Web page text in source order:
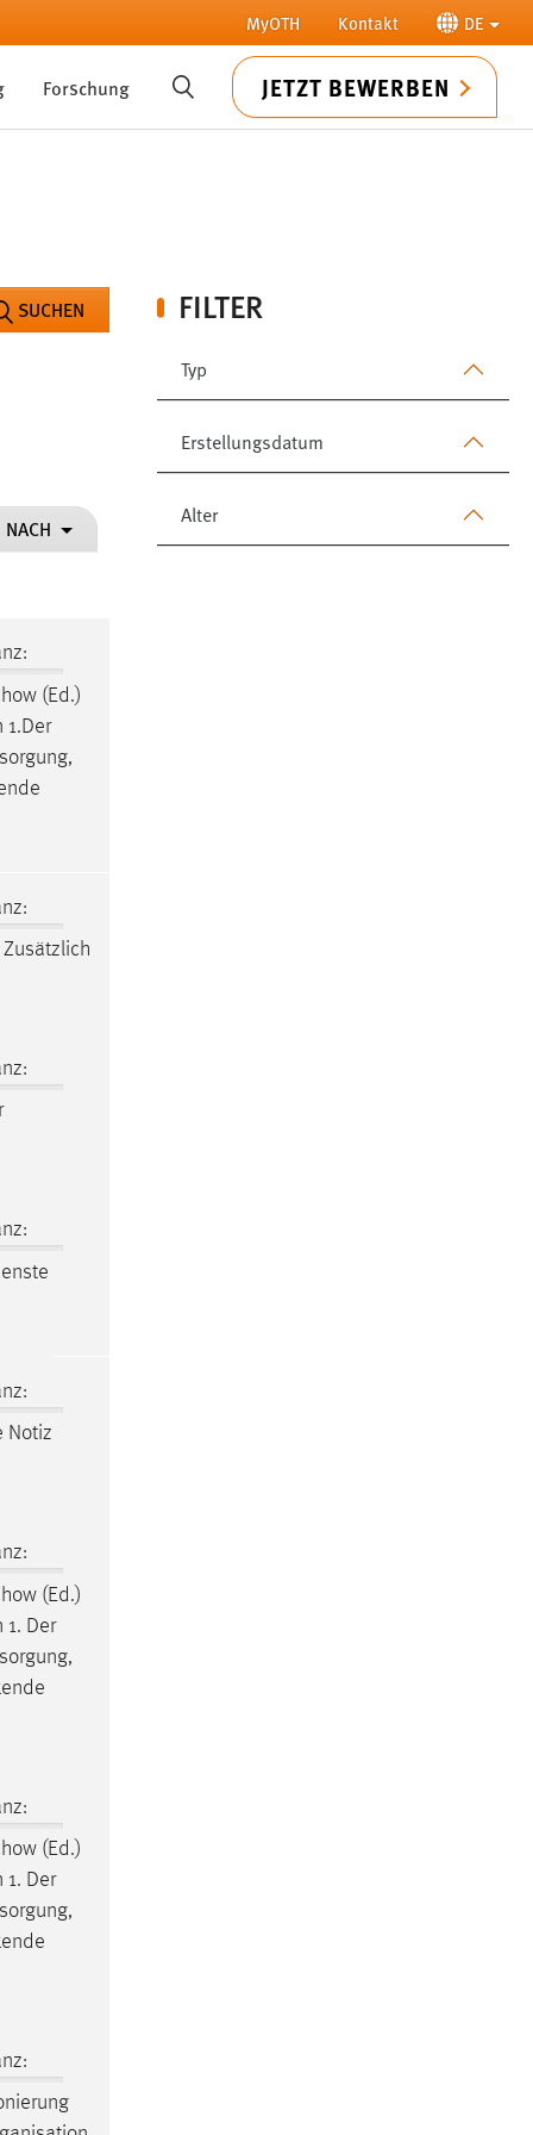
MyOTH Kontakt DE
Forschung SUCHE JETZT BEWERBEN
FILTER
Typ
Erstellungsdatum
Alter
SUCHEN
NACH
(Ed.)
1.Der
Zusätzlich
Notiz
(Ed.)
1. Der
(Ed.)
1. Der